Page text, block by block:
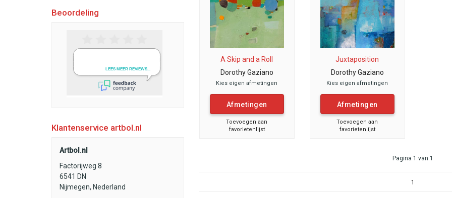
Beoordeling
Klantenservice artbol.nl
Artbol.nl
Factorijweg 8
6541 DN
Nijmegen, Nederland
A Skip and a Roll
Dorothy Gaziano
Kies eigen afmetingen
Afmetingen
Toevoegen aan
favorietenlijst
Juxtaposition
Dorothy Gaziano
Kies eigen afmetingen
Afmetingen
Toevoegen aan
favorietenlijst
Pagina 1 van 1
1